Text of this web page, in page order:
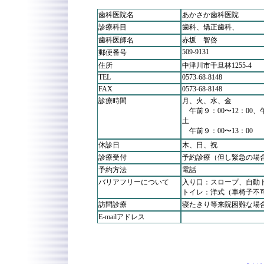
歯科医院名
あかさか歯科医院
診療科目
歯科、矯正歯科、
歯科医師名
赤坂 智啓
郵便番号
509-9131
住所
中津川市千旦林1255-4
TEL
0573-68-8148
FAX
0573-68-8148
診療時間
月、火、水、金
午前９：00〜12：00、
土
午前９：00〜13：00
休診日
木、日、祝
診療受付
予約診療（但し緊急の場
予約方法
電話
バリアフリーについて
入り口：スロープ、自動
トイレ：洋式（車椅子不
訪問診療
寝たきり等来院困難な場
E-mailアドレス